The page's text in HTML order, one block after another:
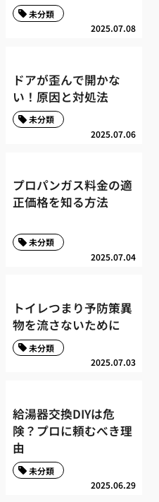
2025.07.08
未分類
ドアが歪んで開かな
い！原因と対処法
2025.07.06
未分類
プロパンガス料金の適
正価格を知る方法
2025.07.04
未分類
トイレつまり予防策異
物を流さないために
2025.07.03
未分類
給湯器交換DIYは危
険？プロに頼むべき理
由
2025.06.29
未分類